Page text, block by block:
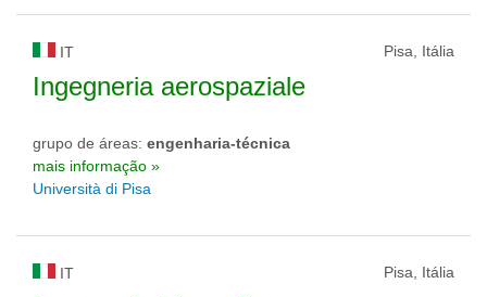
IT Pisa, Itália
Ingegneria aerospaziale
grupo de áreas: engenharia-técnica
mais informação »
Università di Pisa
IT Pisa, Itália